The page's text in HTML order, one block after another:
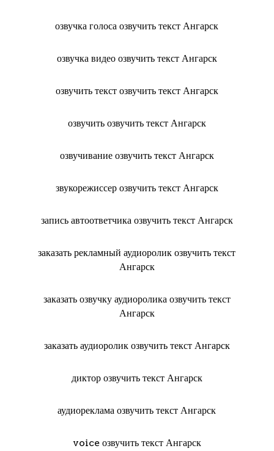
озвучка голоса озвучить текст Ангарск
озвучка видео озвучить текст Ангарск
озвучить текст озвучить текст Ангарск
озвучить озвучить текст Ангарск
озвучивание озвучить текст Ангарск
звукорежиссер озвучить текст Ангарск
запись автоответчика озвучить текст Ангарск
заказать рекламный аудиоролик озвучить текст
Ангарск
заказать озвучку аудиоролика озвучить текст
Ангарск
заказать аудиоролик озвучить текст Ангарск
диктор озвучить текст Ангарск
аудиореклама озвучить текст Ангарск
voice озвучить текст Ангарск